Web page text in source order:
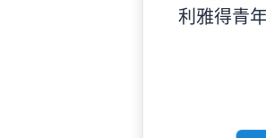
利雅得青